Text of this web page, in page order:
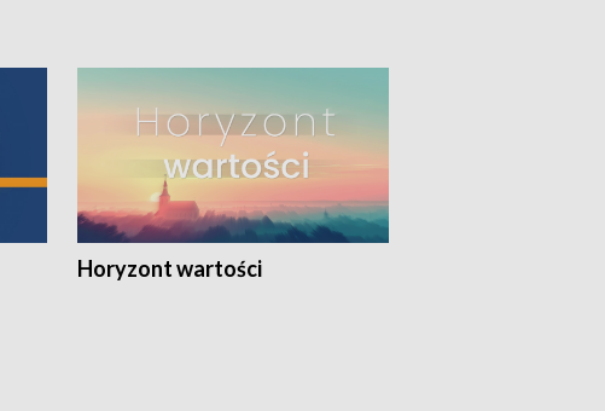
Horyzont wartości